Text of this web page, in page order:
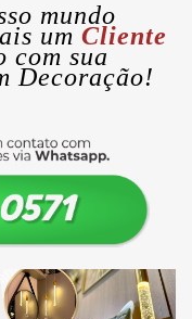
mundo
um Cliente
com sua
Decoração!